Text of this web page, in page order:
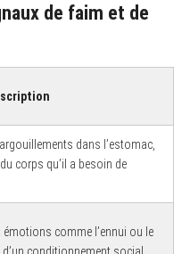
de faim et de
dans l’estomac,
corps qu’il a besoin de
émotions comme l’ennui ou le